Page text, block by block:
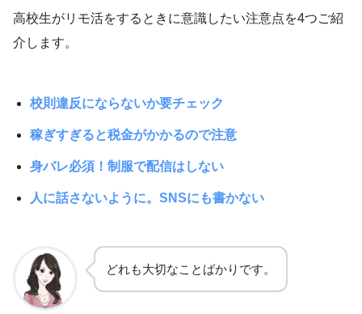
高校生がリモ活をするときに意識したい注意点を4つご紹
介します。
校則違反にならないか要チェック
稼ぎすぎると税金がかかるので注意
身バレ必須！制服で配信はしない
人に話さないように。SNSにも書かない
どれも大切なことばかりです。